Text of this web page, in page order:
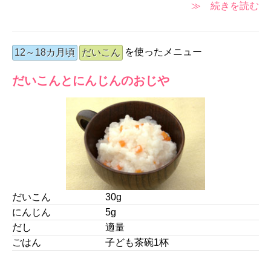
≫ 続きを読む
12～18カ月頃 だいこん を使ったメニュー
だいこんとにんじんのおじや
だいこん
30g
にんじん
5g
だし
適量
ごはん
子ども茶碗1杯